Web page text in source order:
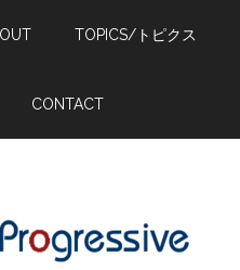
TOPICS/トピクス
CONTACT